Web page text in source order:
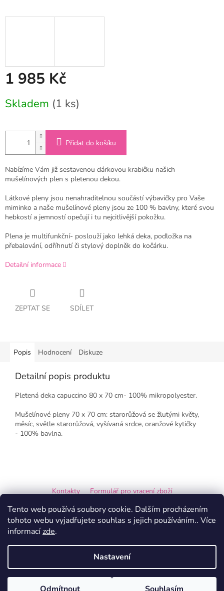
Tento web používá soubory cookie. Dalším procházením
tohoto webu vyjadřujete souhlas s jejich používáním.. Více
informacízde.
Nastavení
1 985 Kč
cena:
Skladem (1 ks)
Přidat do košíku
Nabízíme Vám již sestavenou dárkovou krabičku našich
mušelínových plen s pletenou dekou.
Látkové pleny jsou nenahraditelnou součástí výbavičky pro Vaše
miminko a naše mušelínové pleny jsou ze 100 % bavlny, které svou
hebkostí a jemností opečují i tu nejcitlivější pokožku.
Plena je multifunkční- poslouží jako lehká deka, podložka na
přebalování, odříhnutí či stylový doplněk do kočárku.
Detailní informace
ZEPTAT SE SDÍLET
Popis Hodnocení Diskuze
Detailní popis produktu
Pletená deka capuccino 80 x 70 cm- 100% mikropolyester.
Mušelínové pleny 70 x 70 cm: starorůžová se žlutými květy,
měsíc, světle starorůžová, vyšívaná srdce, oranžové kytičky
- 100% bavlna.
p
Kontakty
Formulář pro vracení zboží
Formulář pro reklamaci
Copyright 2026Ručně tvořeno s Láskou. Všechna práva